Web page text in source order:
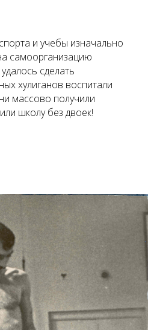
и учебы изначально
самоорганизацию
сделать
хулиганов воспитали
массово получили
школу без двоек!